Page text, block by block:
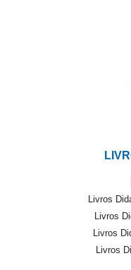
Livros
Livros
Livros
Livros